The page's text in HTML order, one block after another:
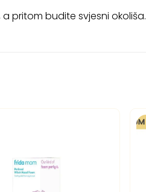
pritom budite svjesni okoliša.